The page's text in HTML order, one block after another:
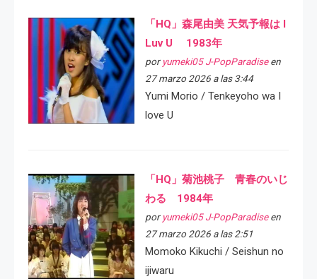
「HQ」森尾由美 天気予報は I
Luv U 1983年
por yumeki05 J-PopParadiseen
27 marzo 2026 a las 3:44
Yumi Morio / Tenkeyoho wa I
love U
「HQ」菊池桃子 青春のいじ
わる 1984年
por yumeki05 J-PopParadiseen
27 marzo 2026 a las 2:51
Momoko Kikuchi / Seishun no
ijiwaru